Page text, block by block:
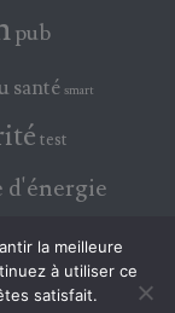
pub
santé smart
test
d'énergie
la meilleure
à utiliser ce
satisfait.